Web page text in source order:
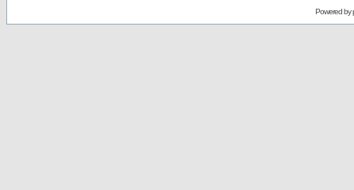
Powered by